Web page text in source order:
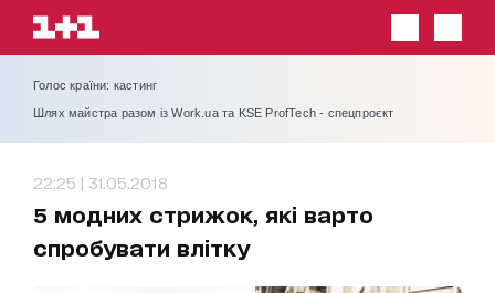
Голос країни: кастинг
Шлях майстра разом із Work.ua та KSE ProfTech - спецпроєкт
22:25 | 31.05.2018
5 модних стрижок, які варто
спробувати влітку